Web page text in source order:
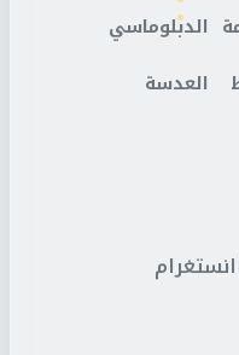
الدبلوماسي
العدسة
انستغرام